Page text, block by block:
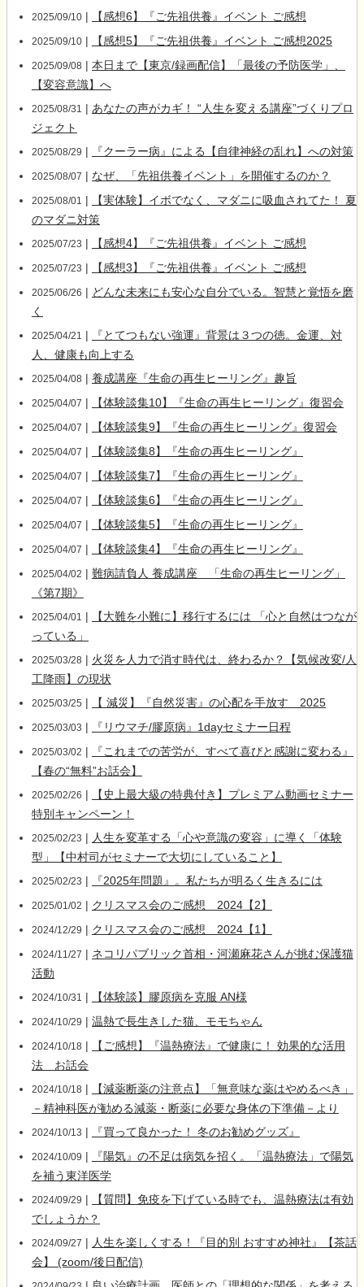
2025/09/10| 【感想6】『ご先祖供養』イベント ご感想
2025/09/10| 【感想5】『ご先祖供養』イベント ご感想2025
2025/09/08 | 本日まで【東京/録画配信】「最後の予防医学」、
【変容意識】へ
2025/08/31 | あなたの声がカギ！ “人生を変える講座”づくりプロ
ジェクト
2025/08/29 | 『クーラー病』による【自律神経の乱れ】への対策
2025/08/07 | なぜ、「先祖供養イベント」を開催するのか？
2025/08/01 |
【実体験】イボでなく、マダニに吸血されてた！ 夏
のマダニ対策
2025/07/23 | 【感想4】『ご先祖供養』イベント ご感想
2025/07/23 | 【感想3】『ご先祖供養』イベント ご感想
2025/06/26 | どんな未来にも安心な自分でいる。智慧と覚悟を磨
く
2025/04/21 |
『とてつもない強運』背景は３つの徳。金運、対
人、健康も向上する
2025/04/08 | 養成講座『生命の再生ヒーリング』趣旨
2025/04/07 | 【体験談集10】『生命の再生ヒーリング』復習会
2025/04/07 | 【体験談集9】『生命の再生ヒーリング』復習会
2025/04/07 | 【体験談集8】『生命の再生ヒーリング』
2025/04/07 | 【体験談集7】『生命の再生ヒーリング』
2025/04/07 | 【体験談集6】『生命の再生ヒーリング』
2025/04/07 | 【体験談集5】『生命の再生ヒーリング』
2025/04/07 | 【体験談集4】『生命の再生ヒーリング』
2025/04/02 | 難病請負人 養成講座 「生命の再生ヒーリング」
《第7期》
2025/04/01 |
【大難を小難に】移行するには 「心と自然はつなが
っている」
2025/03/28 | 火災を人力で消す時代は、終わるか？【気候改変/人
工降雨】の現状
2025/03/25 | 【 減災】『自然災害』の心配を手放す 2025
2025/03/03 | 『リウマチ/膠原病』1dayセミナー日程
2025/03/02 |
『これまでの苦労が、すべて喜びと感謝に変わる』
【春の“無料”お話会】
2025/02/26 |
【史上最大級の特典付き】プレミアム動画セミナー
特別キャンペーン！
2025/02/23 | 人生を変革する「心や意識の変容」に導く「体験
型」【中村司がセミナーで大切にしていること】
2025/02/23 | 『2025年問題』。私たちが明るく生きるには
2025/01/02 | クリスマス会のご感想 2024【2】
2024/12/29 | クリスマス会のご感想 2024【1】
2024/11/27 | ネコリパブリック首相・河瀬麻花さんが挑む保護猫
活動
2024/10/31 | 【体験談】膠原病を克服 AN様
2024/10/29 | 温熱で長生きした猫、モモちゃん
2024/10/18 |
【ご感想】『温熱療法』で健康に！ 効果的な活用
法 お話会
2024/10/18 |
【減薬断薬の注意点】「無意味な薬はやめるべき」
－精神科医が勧める減薬・断薬に必要な身体の下準備－より
2024/10/13 | 『買って良かった！ 冬のお勧めグッズ』
2024/10/09 |
『陽気』の不足は病気を招く。「温熱療法」で陽気
を補う東洋医学
2024/09/29 |
【質問】免疫を下げている時でも、温熱療法は有効
でしょうか？
2024/09/27 | 人生を楽しくする！『目的別 おすすめ神社』【茶話
会】 (zoom/後日配信)